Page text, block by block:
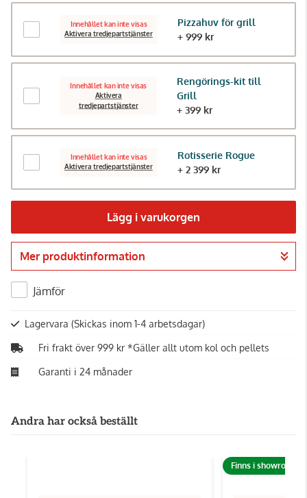
Innehållet kan inte visas
Aktivera tredjepartstjänster
Pizzahuv för grill
+ 999 kr
Innehållet kan inte visas
Aktivera
tredjepartstjänster
Rengörings-kit till
Grill
+ 399 kr
Innehållet kan inte visas
Aktivera tredjepartstjänster
Rotisserie Rogue
+ 2 399 kr
Lägg i varukorgen
Gå till kassan
Mer produktinformation
Jämför
Lagervara (Skickas inom 1-4 arbetsdagar)
Fri frakt över 999 kr *Gäller allt utom kol och pellets
Garanti i 24 månader
Andra har också beställt
Finns i showroom!